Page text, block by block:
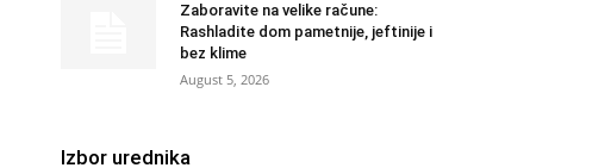
Zaboravite na velike račune:
Rashladite dom pametnije, jeftinije i
bez klime
August 5, 2026
Izbor urednika